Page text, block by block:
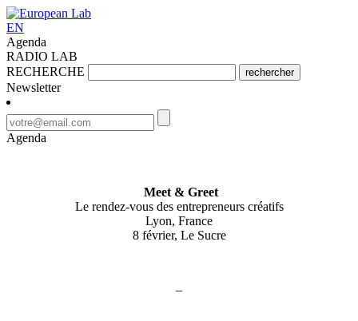
EN
Agenda
RADIO LAB
RECHERCHE
rechercher
Newsletter
Agenda
Meet & Greet
Le rendez-vous des entrepreneurs créatifs
Lyon, France
8 février, Le Sucre
–